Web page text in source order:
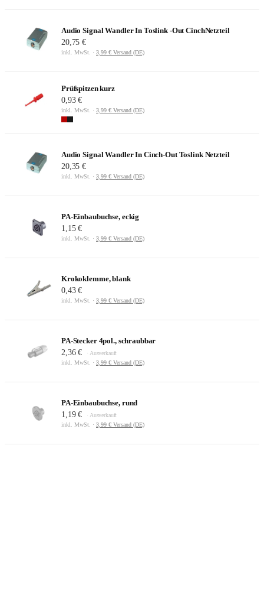
Audio Signal Wandler In Toslink -Out CinchNetzteil
20,75 €
inkl. MwSt. · 3,99 € Versand (DE)
Prüfspitzen kurz
0,93 €
inkl. MwSt. · 3,99 € Versand (DE)
Audio Signal Wandler In Cinch-Out Toslink Netzteil
20,35 €
inkl. MwSt. · 3,99 € Versand (DE)
PA-Einbaubuchse, eckig
1,15 €
inkl. MwSt. · 3,99 € Versand (DE)
Krokoklemme, blank
0,43 €
inkl. MwSt. · 3,99 € Versand (DE)
PA-Stecker 4pol., schraubbar
2,36 €
· Ausverkauft
inkl. MwSt. · 3,99 € Versand (DE)
PA-Einbaubuchse, rund
1,19 €
· Ausverkauft
inkl. MwSt. · 3,99 € Versand (DE)